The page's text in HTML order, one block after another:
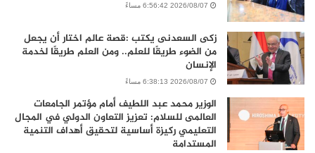
2026/08/07 6:56:42 مساءً
زكى السعدنى يكتب :قصة عالم اختار أن يجعل
من الضوء طريقًا للعلم.. ومن العلم طريقًا لخدمة
الإنسان
2026/08/07 6:38:13 مساءً
الوزير محمد عبد اللطيف أمام مؤتمر الجامعات
العالمى للسلام: تعزيز التعاون الدولي في المجال
التعليمي ركيزة أساسية لتحقيق أهداف التنمية
المستدامة